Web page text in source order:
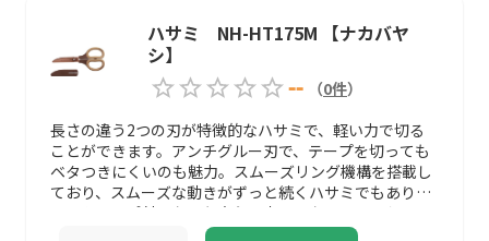
ハサミ NH-HT175M 【ナカバヤ
シ】
--
（0件）
長さの違う2つの刃が特徴的なハサミで、軽い力で切る
ことができます。アンチグルー刃で、テープを切っても
ベタつきにくいのも魅力。スムーズリング機構を搭載し
ており、スムーズな動きがずっと続くハサミでもありま
す。キャップ付きなのも安心要素ではないでしょうか。